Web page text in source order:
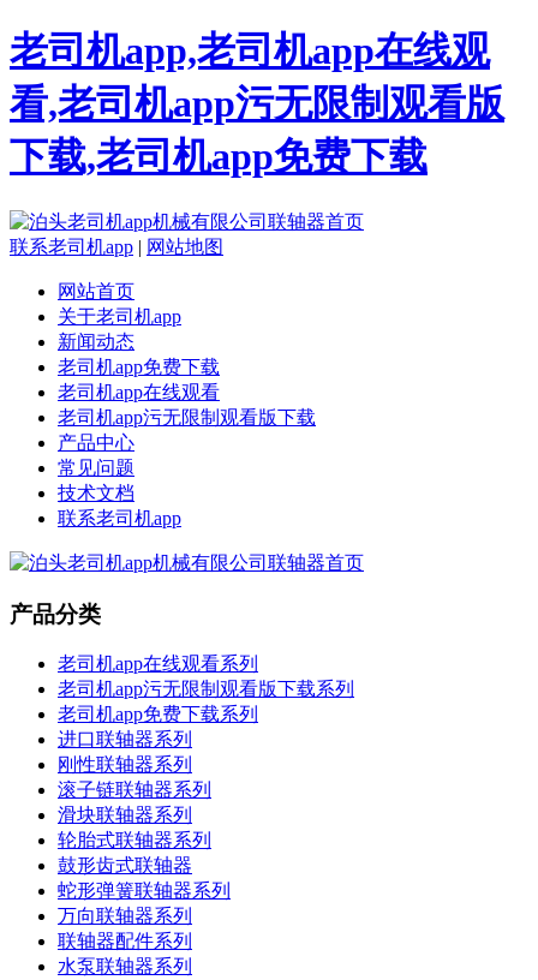
老司机app,老司机app在线观
看,老司机app污无限制观看版
下载,老司机app免费下载
联系老司机app | 网站地图
网站首页
关于老司机app
新闻动态
老司机app免费下载
老司机app在线观看
老司机app污无限制观看版下载
产品中心
常见问题
技术文档
联系老司机app
产品分类
老司机app在线观看系列
老司机app污无限制观看版下载系列
老司机app免费下载系列
进口联轴器系列
刚性联轴器系列
滚子链联轴器系列
滑块联轴器系列
轮胎式联轴器系列
鼓形齿式联轴器
蛇形弹簧联轴器系列
万向联轴器系列
联轴器配件系列
水泵联轴器系列